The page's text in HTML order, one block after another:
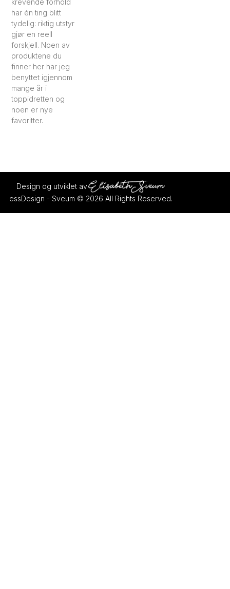
krevende forhold
har én ting blitt
tydelig: riktig utstyr
gjør en reell
forskjell. Noen av
produktene du
finner her har jeg
benyttet igjennom
mange år i
toppidretten og
noen er nye
favoritter.
Design og utviklet av
essDesign - Sveum © 2026 All Rights Reserved.